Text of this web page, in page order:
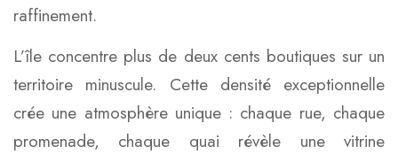
raffinement.
L’île concentre plus de deux cents boutiques sur un
territoire minuscule. Cette densité exceptionnelle
crée une atmosphère unique : chaque rue, chaque
promenade, chaque quai révèle une vitrine